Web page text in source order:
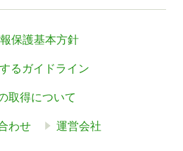
保護基本方針
るガイドライン
取得について
わせ 運営会社